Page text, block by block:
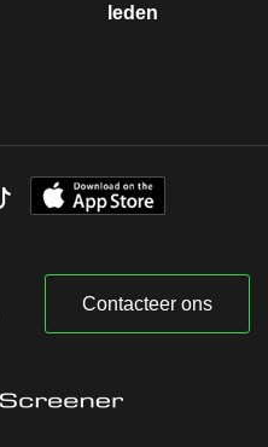
leden
Contacteer ons